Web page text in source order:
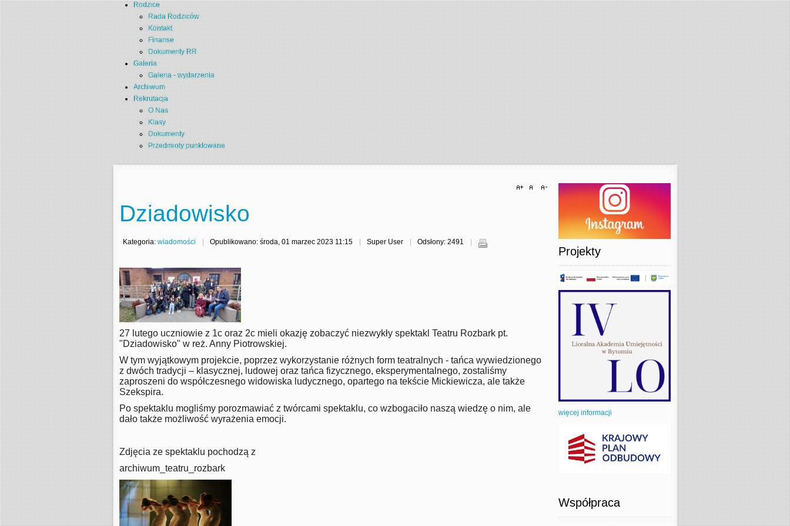
Rodzice
Rada Rodziców
Kontakt
Finanse
Dokumenty RR
Galeria
Galeria - wydarzenia
Archiwum
Rekrutacja
O Nas
Klasy
Dokumenty
Przedmioty punktowane
Dziadowisko
Kategoria: wiadomości Opublikowano: środa, 01 marzec 2023 11:15 Super User Odsłony: 2491
27 lutego uczniowie z 1c oraz 2c mieli okazję zobaczyć niezwykły spektakl Teatru Rozbark pt.
"Dziadowisko" w reż. Anny Piotrowskiej.
W tym wyjątkowym projekcie, poprzez wykorzystanie różnych form teatralnych - tańca wywiedzionego
z dwóch tradycji – klasycznej, ludowej oraz tańca fizycznego, eksperymentalnego, zostaliśmy
zaproszeni do współczesnego widowiska ludycznego, opartego na tekście Mickiewicza, ale także
Szekspira.
Po spektaklu mogliśmy porozmawiać z twórcami spektaklu, co wzbogaciło naszą wiedzę o nim, ale
dało także możliwość wyrażenia emocji.
Zdjęcia ze spektaklu pochodzą z
archiwum_teatru_rozbark
Projekty
więcej informacji
Współpraca